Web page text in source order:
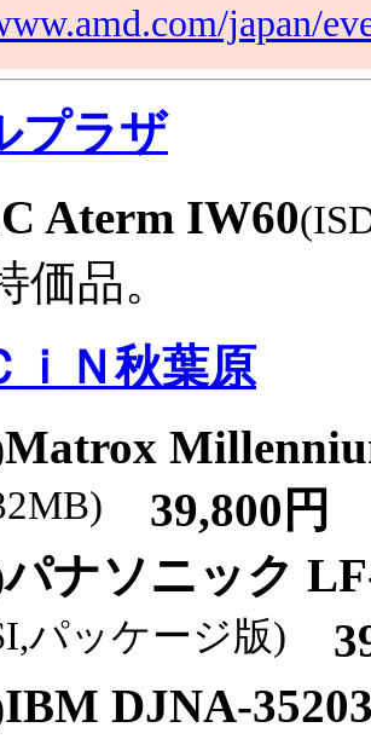
japan/
プラザ
Aterm IW60
品。
ｉＮ秋葉原
Matrox
39,800円
パナソニック
パッケージ版)
IBM DJNA-